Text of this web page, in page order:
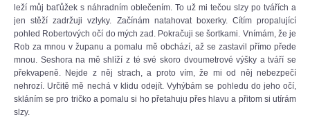
leží můj baťůžek s náhradním oblečením. To už mi tečou slzy po tvářích a
jen stěží zadržuji vzlyky. Začínám natahovat boxerky. Cítím propalující
pohled Robertových očí do mých zad. Pokračuji se šortkami. Vnímám, že je
Rob za mnou v županu a pomalu mě obchází, až se zastavil přímo přede
mnou. Seshora na mě shlíží z té své skoro dvoumetrové výšky a tváří se
překvapeně. Nejde z něj strach, a proto vím, že mi od něj nebezpečí
nehrozí. Určitě mě nechá v klidu odejít. Vyhýbám se pohledu do jeho očí,
skláním se pro tričko a pomalu si ho přetahuju přes hlavu a přitom si utírám
slzy.